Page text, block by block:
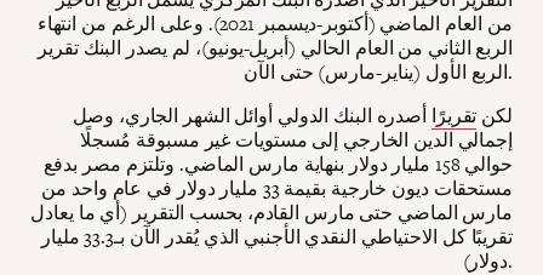
من العام الماضي (أكتوبر-ديسمبر 2021). وعلى الرغم من انتهاء
الربع الثاني من العام الحالي (أبريل-يونيو)، لم يصدر البنك تقرير
الربع الأول (يناير-مارس) حتى الآن.
لكن تقريرًا أصدره البنك الدولي أوائل الشهر الجاري، وصل
إجمالي الدين الخارجي إلى مستويات غير مسبوقة مُسجلًا
حوالي 158 مليار دولار بنهاية مارس الماضي. وتلتزم مصر بدفع
مستحقات ديون خارجية بقيمة 33 مليار دولار في عام واحد من
مارس الماضي حتى مارس القادم، بحسب التقرير (أي ما يعادل
تقريبًا كل الاحتياطي النقدي الأجنبي الذي يُقدر الآن بـ33.3 مليار
دولار).